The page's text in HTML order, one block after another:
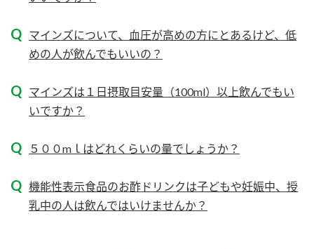
ふりかけ おすしの素
カンタン酢
お酢ドリンク
ぽん酢
つゆ
納豆のサイト
ミツカングループについて
環境への取り組み
採用情報
お客様相談センター
マインズについて、血圧が高めの方にとあるけど、低
めの人が飲んでもいいの？
マインズは１日摂取目安量（100ml）以上飲んでもい
いですか？
５００mｌはどれくらいの量でしょうか？
機能性表示食品のお酢ドリンクは子どもや妊娠中、授
乳中の人は飲んではいけませんか？